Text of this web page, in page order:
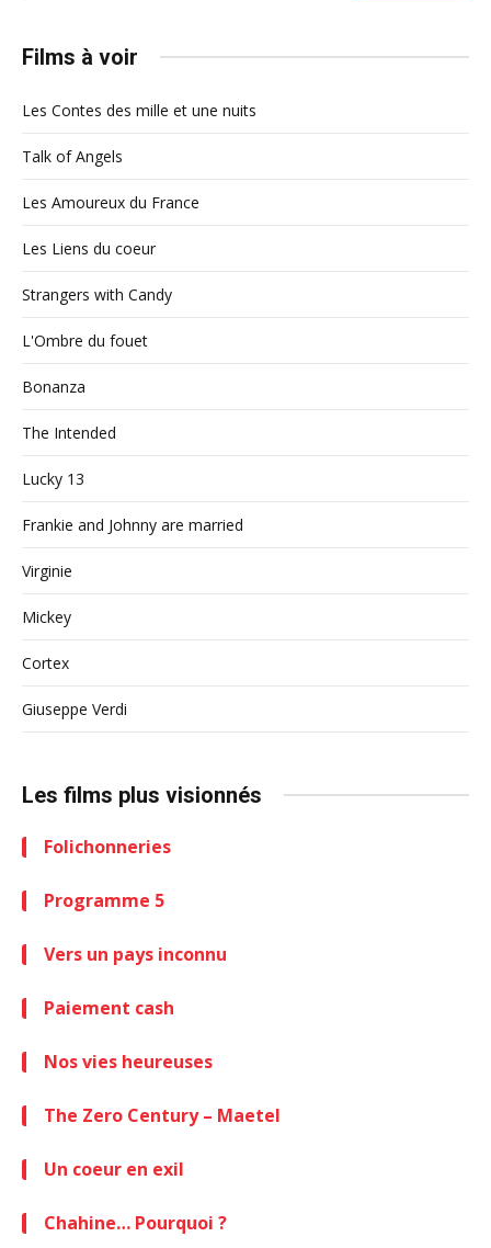
Films à voir
Les Contes des mille et une nuits
Talk of Angels
Les Amoureux du France
Les Liens du coeur
Strangers with Candy
L'Ombre du fouet
Bonanza
The Intended
Lucky 13
Frankie and Johnny are married
Virginie
Mickey
Cortex
Giuseppe Verdi
Les films plus visionnés
Folichonneries
Programme 5
Vers un pays inconnu
Paiement cash
Nos vies heureuses
The Zero Century – Maetel
Un coeur en exil
Chahine… Pourquoi ?